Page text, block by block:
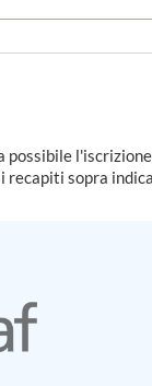
possibile
recapiti sopra